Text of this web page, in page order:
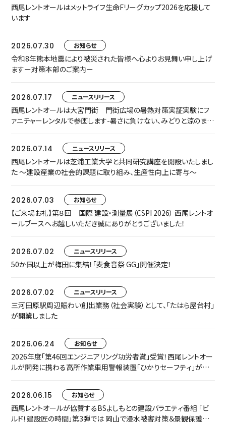
西尾レントオールはメットライフ生命Fリーグカップ2026を応援して
います
2026.07.30 お知らせ
令和8年熊本地震により被災された皆様へ心よりお見舞い申し上げ
ますー対策本部のご案内ー
2026.07.17 ニュースリリース
西尾レントオールは大宮門街 門街広場の暑熱対策実証実験にフ
ァニチャーレンタルで参画します-暑さに負けない、みどりと涼のまち
2026.07.14
ニュースリリース
西尾レントオールは芝浦工業大学と共同研究講座を開設いたしまし
た ～建設産業の社会的課題に取り組み、生産性向上に寄与～
2026.07.03 お知らせ
【ご来場お礼】第８回 国際 建設・測量展（CSPI 2026） 西尾レントオ
ールブースへお越しいただき誠にありがとうございました！
2026.07.02 ニュースリリース
50か国以上が梅田に集結！「麦食音祭 GG」開催決定！
2026.07.02 ニュースリリース
三河田原駅周辺賑わい創出業務（社会実験）として、「たはら屋台村」
が開業しました
2026.06.24 お知らせ
2026年度「第46回エンジニアリング功労者賞」受賞！西尾レントオー
ルが開発に携わる高所作業車用警報装置「ひかりセーフティ」が中
2026.06.15
お知らせ
西尾レントオールが協賛するBSよしもとの建設バラエティ番組 「ビ
ルド！建設匠の時間」第3弾では 岡山で浸水被害対策＆景観保護共